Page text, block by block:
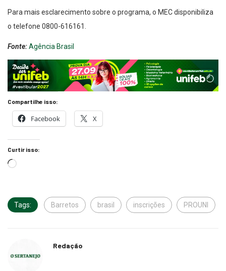
Para mais esclarecimento sobre o programa, o MEC disponibiliza
o telefone 0800-616161.
Fonte:Agência Brasil
Compartilhe isso:
Facebook X
Curtir isso:
Tags: Barretos brasil inscrições PROUNI
Redação